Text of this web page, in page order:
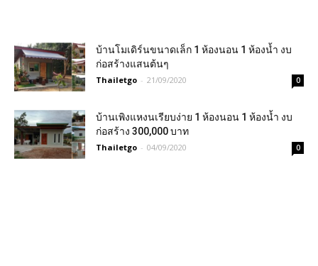
บ้านโมเดิร์นขนาดเล็ก 1 ห้องนอน 1 ห้องน้ำ งบ
ก่อสร้างแสนต้นๆ
Thailetgo - 21/09/2020 0
บ้านเพิงแหงนเรียบง่าย 1 ห้องนอน 1 ห้องน้ำ งบ
ก่อสร้าง 300,000 บาท
Thailetgo - 04/09/2020 0